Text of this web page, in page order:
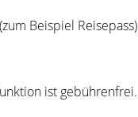
Beispiel Reisepass)
ist gebührenfrei.